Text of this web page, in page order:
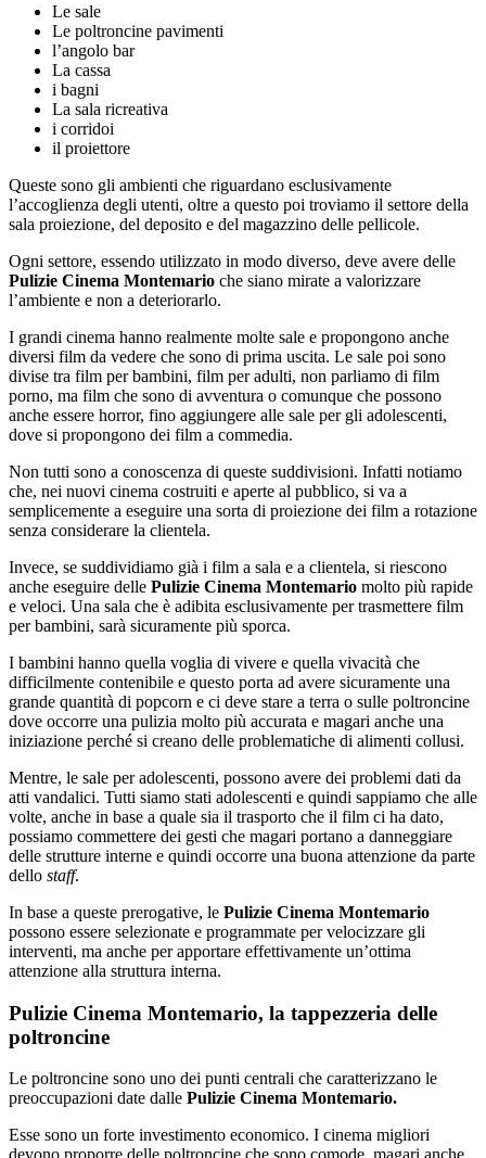
Le sale
Le poltroncine pavimenti
l’angolo bar
La cassa
i bagni
La sala ricreativa
i corridoi
il proiettore
Queste sono gli ambienti che riguardano esclusivamente
l’accoglienza degli utenti, oltre a questo poi troviamo il settore della
sala proiezione, del deposito e del magazzino delle pellicole.
Ogni settore, essendo utilizzato in modo diverso, deve avere delle
Pulizie Cinema Montemario che siano mirate a valorizzare
l’ambiente e non a deteriorarlo.
I grandi cinema hanno realmente molte sale e propongono anche
diversi film da vedere che sono di prima uscita. Le sale poi sono
divise tra film per bambini, film per adulti, non parliamo di film
porno, ma film che sono di avventura o comunque che possono
anche essere horror, fino aggiungere alle sale per gli adolescenti,
dove si propongono dei film a commedia.
Non tutti sono a conoscenza di queste suddivisioni. Infatti notiamo
che, nei nuovi cinema costruiti e aperte al pubblico, si va a
semplicemente a eseguire una sorta di proiezione dei film a rotazione
senza considerare la clientela.
Invece, se suddividiamo già i film a sala e a clientela, si riescono
anche eseguire delle Pulizie Cinema Montemario molto più rapide
e veloci. Una sala che è adibita esclusivamente per trasmettere film
per bambini, sarà sicuramente più sporca.
I bambini hanno quella voglia di vivere e quella vivacità che
difficilmente contenibile e questo porta ad avere sicuramente una
grande quantità di popcorn e ci deve stare a terra o sulle poltroncine
dove occorre una pulizia molto più accurata e magari anche una
iniziazione perché si creano delle problematiche di alimenti collusi.
Mentre, le sale per adolescenti, possono avere dei problemi dati da
atti vandalici. Tutti siamo stati adolescenti e quindi sappiamo che alle
volte, anche in base a quale sia il trasporto che il film ci ha dato,
possiamo commettere dei gesti che magari portano a danneggiare
delle strutture interne e quindi occorre una buona attenzione da parte
dello staff.
In base a queste prerogative, le Pulizie Cinema Montemario
possono essere selezionate e programmate per velocizzare gli
interventi, ma anche per apportare effettivamente un’ottima
attenzione alla struttura interna.
Pulizie Cinema Montemario, la tappezzeria delle
poltroncine
Le poltroncine sono uno dei punti centrali che caratterizzano le
preoccupazioni date dalle Pulizie Cinema Montemario.
Esse sono un forte investimento economico. I cinema migliori